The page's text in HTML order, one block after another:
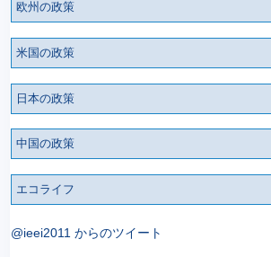
欧州の政策
米国の政策
日本の政策
中国の政策
エコライフ
@ieei2011 からのツイート